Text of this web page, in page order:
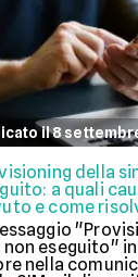
il 8
della
a quali
e come
errore
non eseguito"
nella